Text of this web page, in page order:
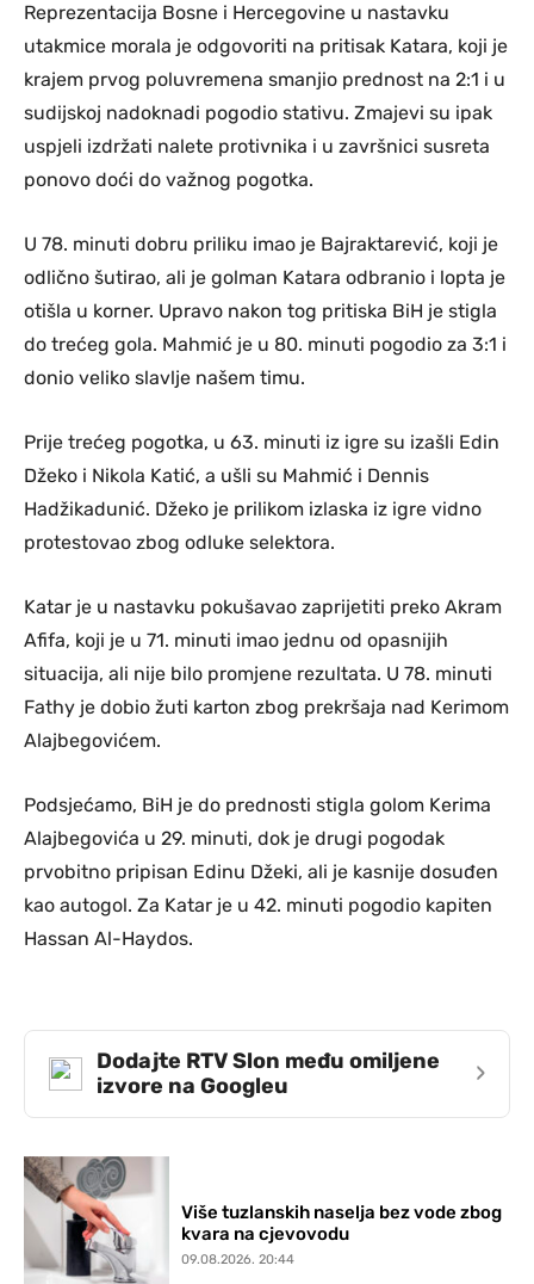
Reprezentacija Bosne i Hercegovine u nastavku
utakmice morala je odgovoriti na pritisak Katara, koji je
krajem prvog poluvremena smanjio prednost na 2:1 i u
sudijskoj nadoknadi pogodio stativu. Zmajevi su ipak
uspjeli izdržati nalete protivnika i u završnici susreta
ponovo doći do važnog pogotka.
U 78. minuti dobru priliku imao je Bajraktarević, koji je
odlično šutirao, ali je golman Katara odbranio i lopta je
otišla u korner. Upravo nakon tog pritiska BiH je stigla
do trećeg gola. Mahmić je u 80. minuti pogodio za 3:1 i
donio veliko slavlje našem timu.
Prije trećeg pogotka, u 63. minuti iz igre su izašli Edin
Džeko i Nikola Katić, a ušli su Mahmić i Dennis
Hadžikadunić. Džeko je prilikom izlaska iz igre vidno
protestovao zbog odluke selektora.
Katar je u nastavku pokušavao zaprijetiti preko Akram
Afifa, koji je u 71. minuti imao jednu od opasnijih
situacija, ali nije bilo promjene rezultata. U 78. minuti
Fathy je dobio žuti karton zbog prekršaja nad Kerimom
Alajbegovićem.
Podsjećamo, BiH je do prednosti stigla golom Kerima
Alajbegovića u 29. minuti, dok je drugi pogodak
prvobitno pripisan Edinu Džeki, ali je kasnije dosuđen
kao autogol. Za Katar je u 42. minuti pogodio kapiten
Hassan Al-Haydos.
Dodajte RTV Slon među omiljene
izvore na Googleu
›
Više tuzlanskih naselja bez vode zbog
kvara na cjevovodu
09.08.2026. 20:44